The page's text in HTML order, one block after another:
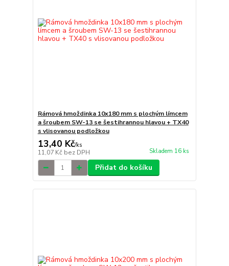
Rámová hmoždinka 10x180 mm s plochým límcem
a šroubem SW-13 se šestihrannou hlavou + TX40
s vlisovanou podložkou
13,40 Kč/ks
11,07 Kč bez DPH Skladem 16 ks
Přidat do košíku